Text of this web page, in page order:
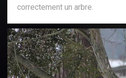
correctement un arbre.